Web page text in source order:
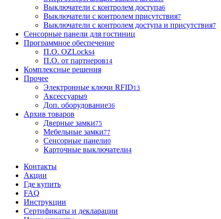
Выключатели с контролем доступа6
Выключатели с контролем присутствия7
Выключатели с контролем доступа и присутствия7
Сенсорные панели для гостиниц
Программное обеспечение
П.О. OZLocks4
П.О. от партнеров14
Комплексные решения
Прочее
Электронные ключи RFID13
Аксессуары9
Доп. оборудование36
Архив товаров
Дверные замки75
Мебельные замки77
Сенсорные панели0
Карточные выключатели4
Контакты
Акции
Где купить
FAQ
Инструкции
Сертификаты и декларации